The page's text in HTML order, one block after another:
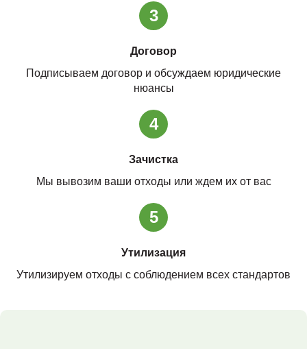
3
Договор
Подписываем договор и обсуждаем юридические
нюансы
4
Зачистка
Мы вывозим ваши отходы или ждем их от вас
5
Утилизация
Утилизируем отходы с соблюдением всех стандартов